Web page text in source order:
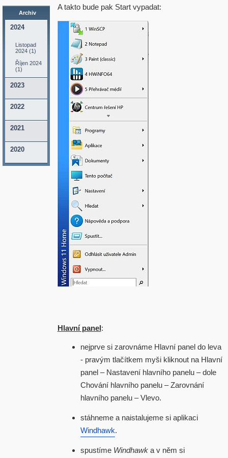
Archiv
2024
Listopad
2024 (1)
Říjen 2024
(1)
2023
2022
2021
2020
A takto bude pak Start vypadat:
Hlavní panel:
nejprve si zarovnáme Hlavní panel do leva
- pravým tlačítkem myši kliknout na Hlavní
panel – Nastavení hlavního panelu – dole
Chování hlavního panelu – Zarovnání
hlavního panelu – Vlevo.
stáhneme a naistalujeme si aplikaci
Windhawk.
spustíme Windhawka v něm si